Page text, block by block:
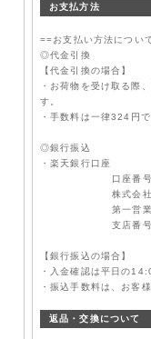
お支払方法
==お支払い方法につい
◎代金引換
【代金引換の場合】
・お荷物を受け取る際
す。
・手数料は一律324円で
◎銀行振込
・楽天銀行口座
口座番号
株式会社シー
第一営業
支店番号
【銀行振込の場合】
・入金確認は平日の
・振込手数料は、お客
返品・交換について